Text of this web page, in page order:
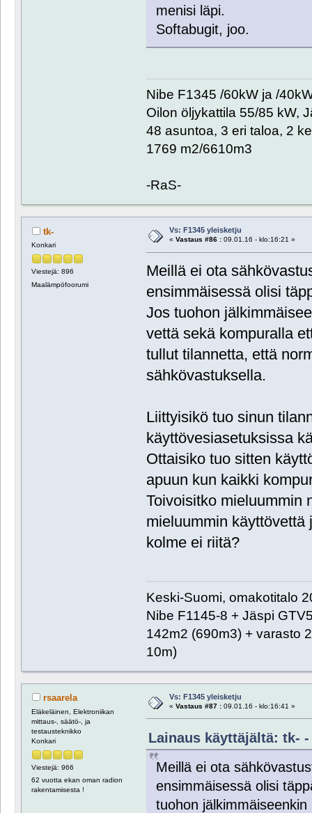
menisi läpi.
Softabugit, joo.
Nibe F1345 /60kW ja /
Oilon öljykattila 55/85 kW,
48 asuntoa, 3 eri taloa, 2
1769 m2/6610m3
-RaS-
tk-
Konkari
Viestejä: 896
Maalämpöfoorumi
Vs: F1345 yleisketju
« Vastaus #86 :09.01.16 - klo:16:21 »
Meillä ei ota
ensimmäisessä olisi
Jos tuohon
vettä sekä kompuralla
tullut tilannetta, että
sähkövastuksella.
Liittyisikö tuo sinun
käyttövesiasetuksissa
Ottaisiko tuo sitten
apuun kun kaikki
Toivoisitko mieluummin
mieluummin
kolme ei riitä?
Keski-Suomi, omakotitalo
Nibe F1145-8 + Jäspi
142m2 (690m3) + varasto
10m)
rsaarela
Eläkeläinen, Elektroniikan
mittaus-, säätö-, ja
testausteknikko
Konkari
Viestejä: 966
62 vuotta ekan oman radion
rakentamisesta !
Vs: F1345 yleisketju
« Vastaus #87 :09.01.16 - klo:16:41 »
Lainaus käyttäjältä: tk- -
Meillä ei ota
ensimmäisessä olisi
tuohon